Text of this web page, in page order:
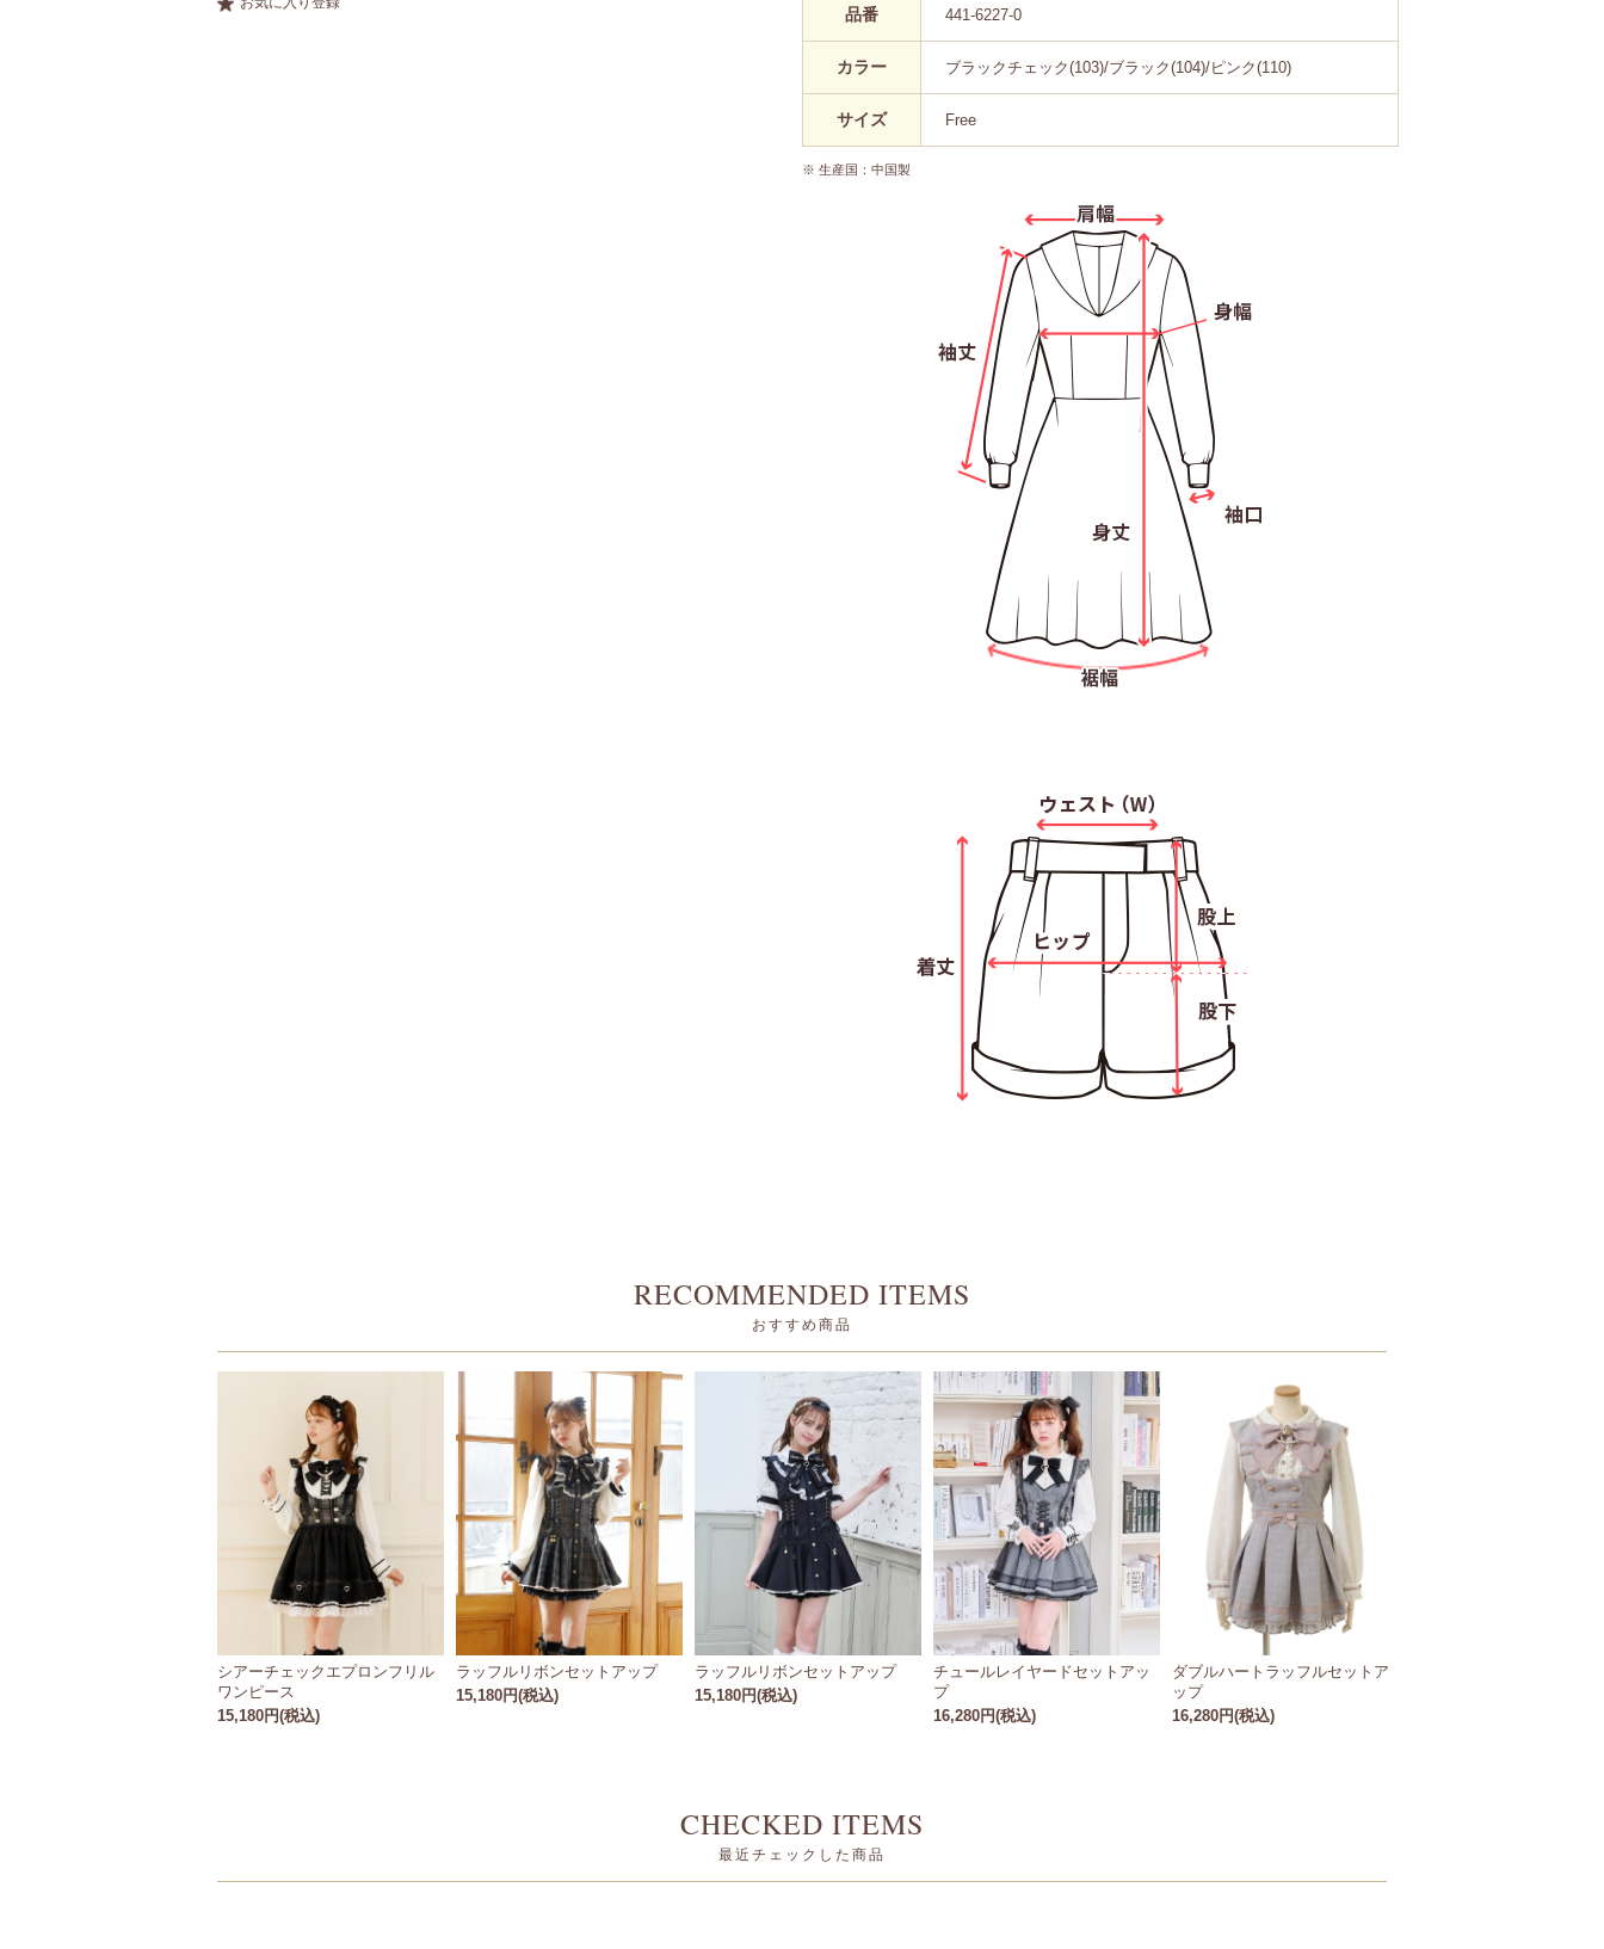
品番 441-6227-0
カラー ブラックチェック(103)/ブラック(104)/ピンク(110)
サイズ Free
※ 生産国：中国製
RECOMMENDED ITEMS
おすすめ商品
シアーチェックエプロンフリル
ワンピース
15,180円(税込)
ラッフルリボンセットアップ
15,180円(税込)
ラッフルリボンセットアップ
15,180円(税込)
チュールレイヤードセットアッ
プ
16,280円(税込)
ダブルハートラッフルセットア
ップ
16,280円(税込)
CHECKED ITEMS
最近チェックした商品